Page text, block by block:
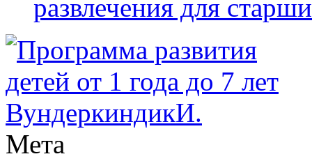
развлечения для
Мета